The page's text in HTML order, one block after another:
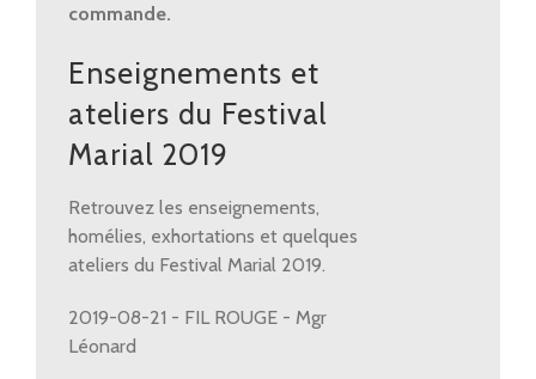
commande.
Enseignements et
ateliers du Festival
Marial 2019
Retrouvez les enseignements,
homélies, exhortations et quelques
ateliers du Festival Marial 2019.
2019-08-21 - FIL ROUGE - Mgr
Léonard